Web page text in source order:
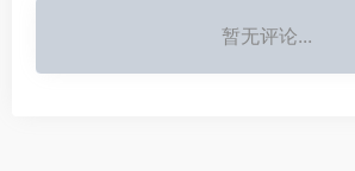
暂无评论...